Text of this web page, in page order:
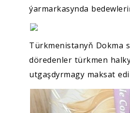
ýarmarkasynda
Türkmenistanyň Dokma
döredenler türkmen
utgaşdyrmagy maksat